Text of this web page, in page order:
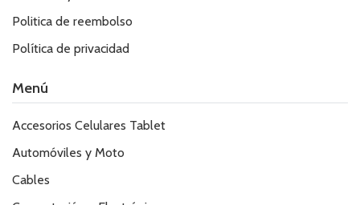
Politica de reembolso
Política de privacidad
Menú
Accesorios Celulares Tablet
Automóviles y Moto
Cables